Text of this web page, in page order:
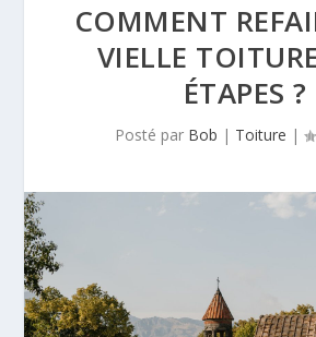
COMMENT
VIELLE
ÉTAPES ?
Posté par Bob | Toiture |